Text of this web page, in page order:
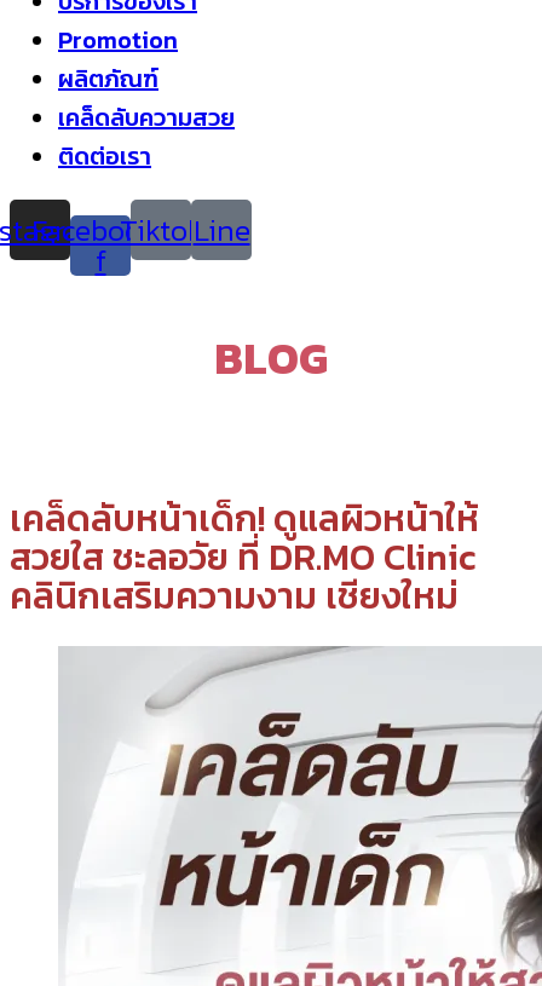
Promotion
ผลิตภัณฑ์
เคล็ดลับความสวย
ติดต่อเรา
Facebook-
f
TiktokLine
BLOG
เคล็ดลับหน้าเด็ก! ดูแลผิวหน้าให้
สวยใส ชะลอวัย ที่ DR.MO Clinic
คลินิกเสริมความงาม เชียงใหม่